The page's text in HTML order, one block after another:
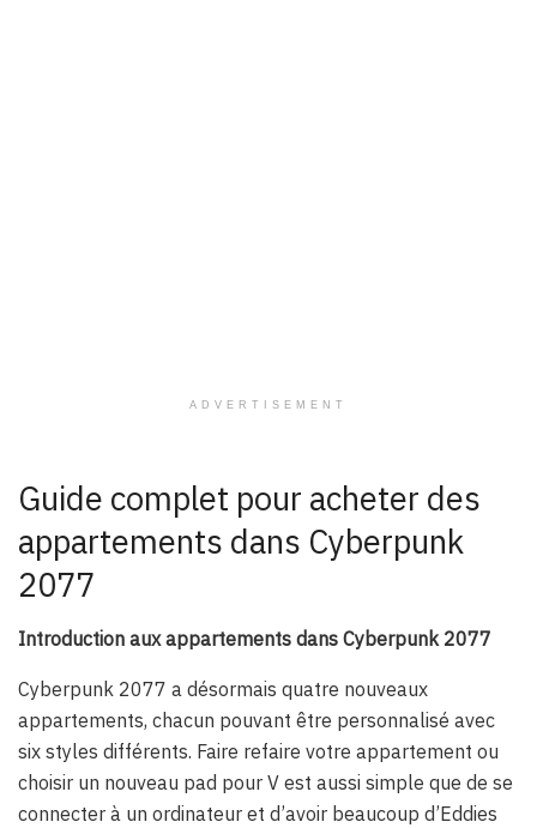
ADVERTISEMENT
Guide complet pour acheter des
appartements dans Cyberpunk
2077
Introduction aux appartements dans Cyberpunk 2077
Cyberpunk 2077 a désormais quatre nouveaux
appartements, chacun pouvant être personnalisé avec
six styles différents. Faire refaire votre appartement ou
choisir un nouveau pad pour V est aussi simple que de se
connecter à un ordinateur et d’avoir beaucoup d’Eddies